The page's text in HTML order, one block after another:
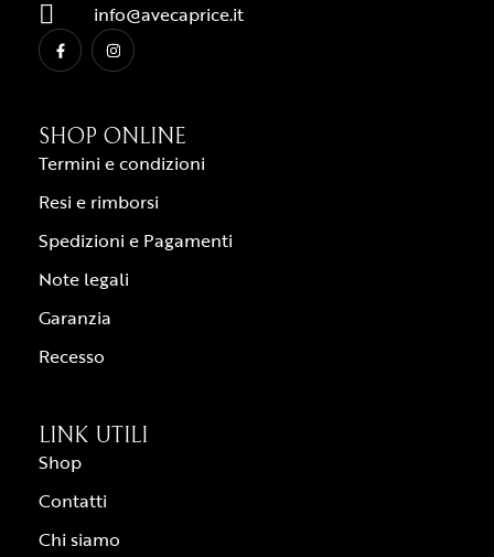
info@avecaprice.it
SHOP ONLINE
Termini e condizioni
Resi e rimborsi
Spedizioni e Pagamenti
Note legali
Garanzia
Recesso
LINK UTILI
Shop
Contatti
Chi siamo